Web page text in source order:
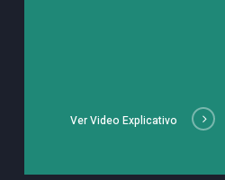
Ver Video Explicativo